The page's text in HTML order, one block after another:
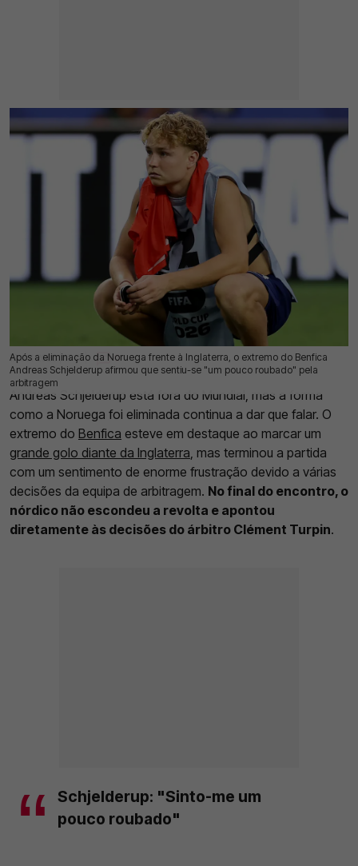
Após a eliminação da Noruega frente à Inglaterra, o extremo do Benfica
Andreas Schjelderup afirmou que sentiu-se "um pouco roubado" pela
arbitragem
12 Jul 2026 | 17:17 | 0
Andreas Schjelderup está fora do Mundial, mas a forma
como a Noruega foi eliminada continua a dar que falar. O
extremo do Benfica esteve em destaque ao marcar um
grande golo diante da Inglaterra, mas terminou a partida
com um sentimento de enorme frustração devido a várias
decisões da equipa de arbitragem. No final do encontro, o
nórdico não escondeu a revolta e apontou
diretamente às decisões do árbitro Clément Turpin.
Schjelderup: "Sinto-me um
pouco roubado"